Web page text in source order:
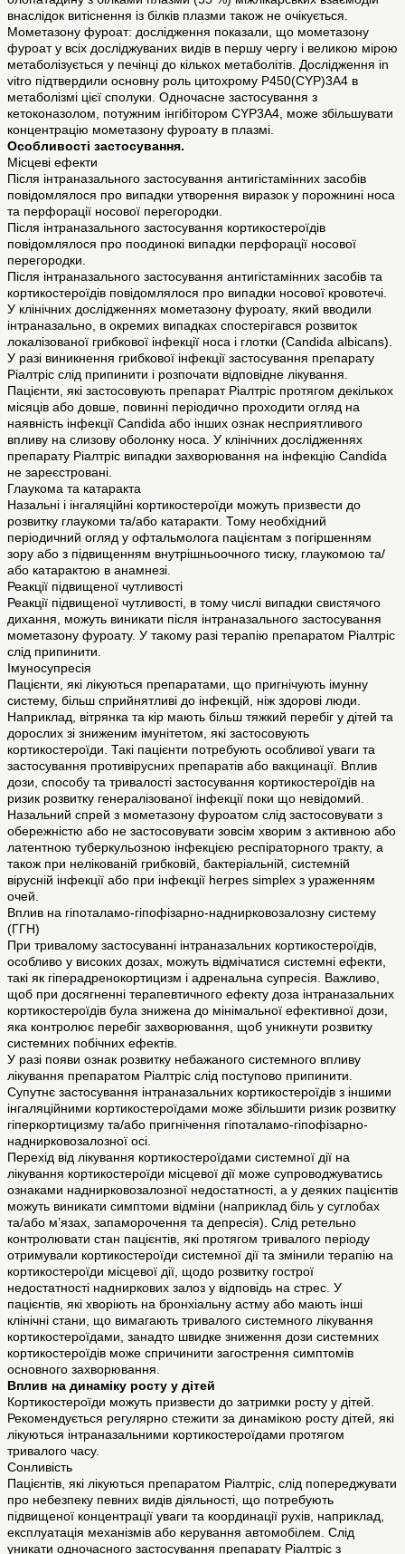
внаслідок витіснення із білків плазми також не очікується.
Мометазону фуроат: дослідження показали, що мометазону
фуроат у всіх досліджуваних видів в першу чергу і великою мірою
метаболізується у печінці до кількох метаболітів. Дослідження in
vitro підтвердили основну роль цитохрому Р450(CYP)3А4 в
метаболізмі цієї сполуки. Одночасне застосування з
кетоконазолом, потужним інгібітором CYP3A4, може збільшувати
концентрацію мометазону фуроату в плазмі.
Особливості застосування.
Місцеві ефекти
Після інтраназального застосування антигістамінних засобів
повідомлялося про випадки утворення виразок у порожнині носа
та перфорації носової перегородки.
Після інтраназального застосування кортикостероїдів
повідомлялося про поодинокі випадки перфорації носової
перегородки.
Після інтраназального застосування антигістамінних засобів та
кортикостероїдів повідомлялося про випадки носової кровотечі.
У клінічних дослідженнях мометазону фуроату, який вводили
інтраназально, в окремих випадках спостерігався розвиток
локалізованої грибкової інфекції носа і глотки (Candida albicans).
У разі виникнення грибкової інфекції застосування препарату
Ріалтріс слід припинити і розпочати відповідне лікування.
Пацієнти, які застосовують препарат Ріалтріс протягом декількох
місяців або довше, повинні періодично проходити огляд на
наявність інфекції Candida або інших ознак несприятливого
впливу на слизову оболонку носа. У клінічних дослідженнях
препарату Ріалтріс випадки захворювання на інфекцію Candida
не зареєстровані.
Глаукома та катаракта
Назальні і інгаляційні кортикостероїди можуть призвести до
розвитку глаукоми та/або катаракти. Тому необхідний
періодичний огляд у офтальмолога пацієнтам з погіршенням
зору або з підвищенням внутрішньоочного тиску, глаукомою та/
або катарактою в анамнезі.
Реакції підвищеної чутливості
Реакції підвищеної чутливості, в тому числі випадки свистячого
дихання, можуть виникати після інтраназального застосування
мометазону фуроату. У такому разі терапію препаратом Ріалтріс
слід припинити.
Імуносупресія
Пацієнти, які лікуються препаратами, що пригнічують імунну
систему, більш сприйнятливі до інфекцій, ніж здорові люди.
Наприклад, вітрянка та кір мають більш тяжкий перебіг у дітей та
дорослих зі зниженим імунітетом, які застосовують
кортикостероїди. Такі пацієнти потребують особливої уваги та
застосування противірусних препаратів або вакцинації. Вплив
дози, способу та тривалості застосування кортикостероїдів на
ризик розвитку генералізованої інфекції поки що невідомий.
Назальний спрей з мометазону фуроатом слід застосовувати з
обережністю або не застосовувати зовсім хворим з активною або
латентною туберкульозною інфекцією респіраторного тракту, а
також при нелікованій грибковій, бактеріальній, системній
вірусній інфекції або при інфекції herpes simplex з ураженням
очей.
Вплив на гіпоталамо-гіпофізарно-наднирковозалозну систему
(ГГН)
При тривалому застосуванні інтраназальних кортикостероїдів,
особливо у високих дозах, можуть відмічатися системні ефекти,
такі як гіперадренокортицизм і адренальна супресія. Важливо,
щоб при досягненні терапевтичного ефекту доза інтраназальних
кортикостероїдів була знижена до мінімальної ефективної дози,
яка контролює перебіг захворювання, щоб уникнути розвитку
системних побічних ефектів.
У разі появи ознак розвитку небажаного системного впливу
лікування препаратом Ріалтріс слід поступово припинити.
Супутнє застосування інтраназальних кортикостероїдів з іншими
інгаляційними кортикостероїдами може збільшити ризик розвитку
гіперкортицизму та/або пригнічення гіпоталамо-гіпофізарно-
наднирковозалозної осі.
Перехід від лікування кортикостероїдами системної дії на
лікування кортикостероїди місцевої дії може супроводжуватись
ознаками наднирковозалозної недостатності, а у деяких пацієнтів
можуть виникати симптоми відміни (наприклад біль у суглобах
та/або м’язах, запаморочення та депресія). Слід ретельно
контролювати стан пацієнтів, які протягом тривалого періоду
отримували кортикостероїди системної дії та змінили терапію на
кортикостероїди місцевої дії, щодо розвитку гострої
недостатності надниркових залоз у відповідь на стрес. У
пацієнтів, які хворіють на бронхіальну астму або мають інші
клінічні стани, що вимагають тривалого системного лікування
кортикостероїдами, занадто швидке зниження дози системних
кортикостероїдів може спричинити загострення симптомів
основного захворювання.
Вплив на динаміку росту у дітей
Кортикостероїди можуть призвести до затримки росту у дітей.
Рекомендується регулярно стежити за динамікою росту дітей, які
лікуються інтраназальними кортикостероїдами протягом
тривалого часу.
Сонливість
Пацієнтів, які лікуються препаратом Ріалтріс, слід попереджувати
про небезпеку певних видів діяльності, що потребують
підвищеної концентрації уваги та координації рухів, наприклад,
експлуатація механізмів або керування автомобілем. Слід
уникати одночасного застосування препарату Ріалтріс з